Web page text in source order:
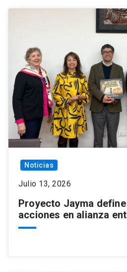
Noticias
Julio 13, 2026
Proyecto Jayma
acciones en alianza